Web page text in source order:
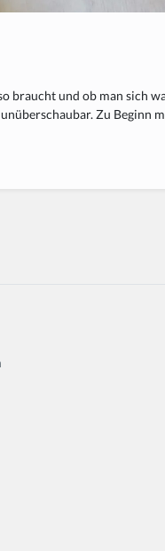
braucht und ob man sich
Zu Beginn